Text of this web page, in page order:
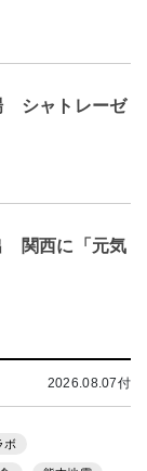
シャトレーゼ
関西に「元気
2026.08.07付
ボ